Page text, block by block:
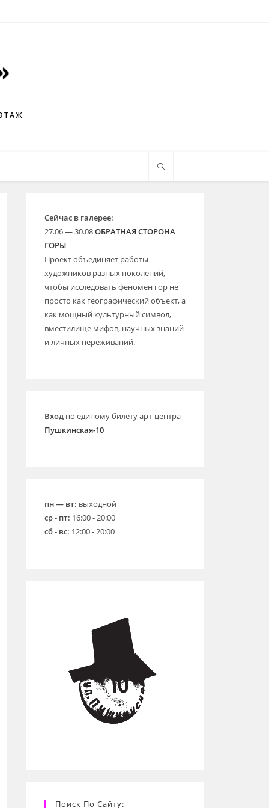
Сейчас в галерее:
27.06 — 30.08ОБРАТНАЯ СТОРОНА
ГОРЫ
Проект объединяет работы
художников разных поколений,
чтобы исследовать феномен гор не
просто как географический объект, а
как мощный культурный символ,
вместилище мифов, научных знаний
и личных переживаний.
Входпо единому билету арт-центра
Пушкинская-10
пн — вт: выходной
ср - пт: 16:00 - 20:00
сб - вс: 12:00 - 20:00
Поиск По Сайту: